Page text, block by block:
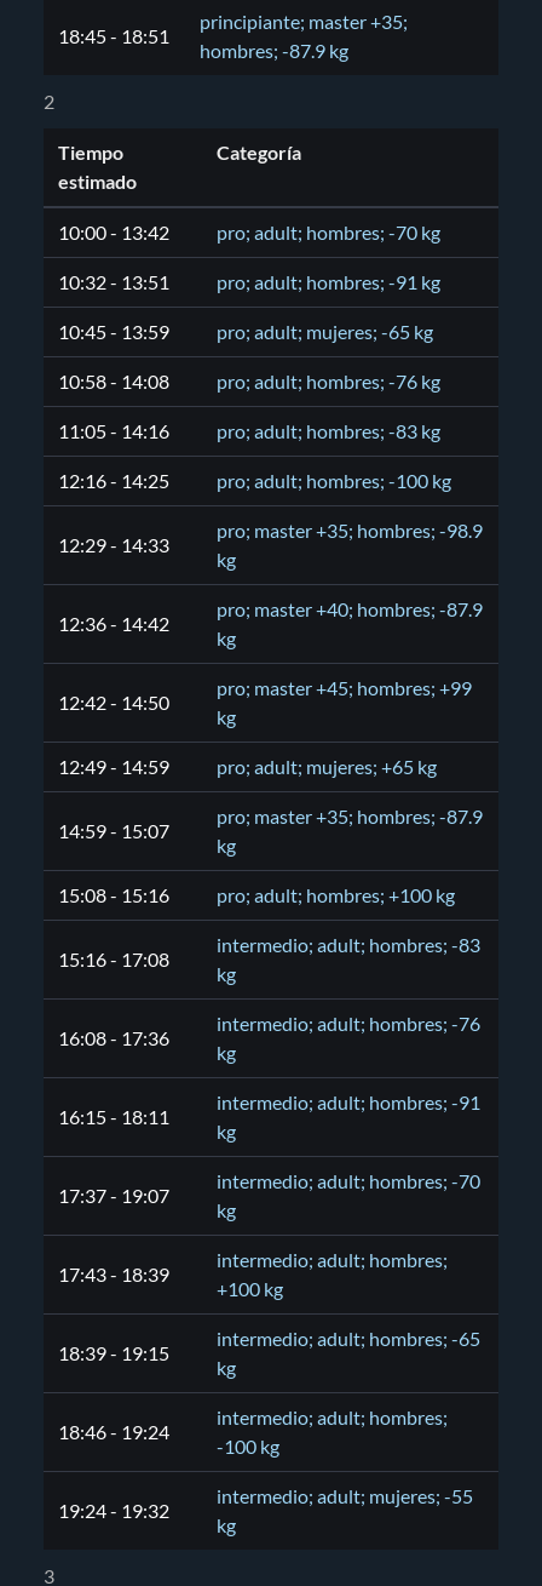
18:45 - 18:51
principiante; master +35;
hombres; -87.9 kg
2
Tiempo
estimado
Categoría
10:00 - 13:42 pro; adult; hombres; -70 kg
10:32 - 13:51 pro; adult; hombres; -91 kg
10:45 - 13:59 pro; adult; mujeres; -65 kg
10:58 - 14:08 pro; adult; hombres; -76 kg
11:05 - 14:16 pro; adult; hombres; -83 kg
12:16 - 14:25 pro; adult; hombres; -100 kg
12:29 - 14:33
pro; master +35; hombres; -98.9
kg
12:36 - 14:42
pro; master +40; hombres; -87.9
kg
12:42 - 14:50
pro; master +45; hombres; +99
kg
12:49 - 14:59 pro; adult; mujeres; +65 kg
14:59 - 15:07
pro; master +35; hombres; -87.9
kg
15:08 - 15:16 pro; adult; hombres; +100 kg
15:16 - 17:08
intermedio; adult; hombres; -83
kg
16:08 - 17:36
intermedio; adult; hombres; -76
kg
16:15 - 18:11
intermedio; adult; hombres; -91
kg
17:37 - 19:07
intermedio; adult; hombres; -70
kg
17:43 - 18:39
intermedio; adult; hombres;
+100 kg
18:39 - 19:15
intermedio; adult; hombres; -65
kg
18:46 - 19:24
intermedio; adult; hombres;
-100 kg
19:24 - 19:32
intermedio; adult; mujeres; -55
kg
3